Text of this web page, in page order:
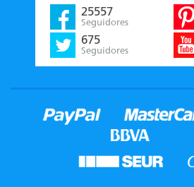
25557
Seguidores
675
Seguidores